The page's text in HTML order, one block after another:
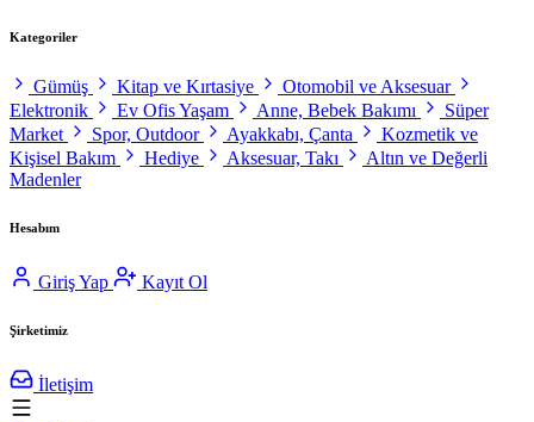
Kategoriler
Gümüş Kitap ve Kırtasiye
Otomobil ve Aksesuar
Elektronik
Ev Ofis Yaşam Anne, Bebek Bakımı
Süper
Market
Spor, Outdoor Ayakkabı, Çanta
Kozmetik ve
Kişisel Bakım
Hediye Aksesuar, Takı
Altın ve Değerli
Madenler
Hesabım
Giriş Yap Kayıt Ol
Şirketimiz
İletişim